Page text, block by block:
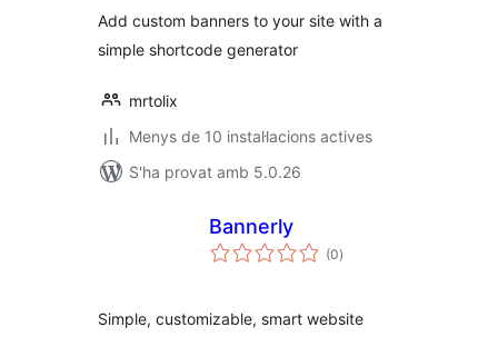
Add custom banners to your site with a
simple shortcode generator
mrtolix
Menys de 10 instal·lacions actives
S'ha provat amb 5.0.26
Bannerly
(0puntuacions
totals
)
Simple, customizable, smart website